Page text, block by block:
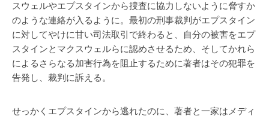
スウェルやエプスタインから捜査に協力しないように脅すか
のような連絡が入るように。最初の刑事裁判がエプスタイン
に対してやけに甘い司法取引で終わると、自分の被害をエプ
スタインとマクスウェルらに認めさせるため、そしてかれら
によるさらなる加害行為を阻止するために著者はその犯罪を
告発し、裁判に訴える。
せっかくエプスタインから逃れたのに、著者と一家はメディ